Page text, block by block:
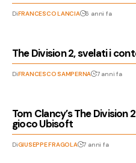
DiFRANCESCO LANCIA 6 anni fa
The Division 2, svelati i
DiFRANCESCO SAMPERNA 7 anni fa
Tom Clancy’s The
gioco Ubisoft
DiGIUSEPPE FRAGOLA 7 anni fa